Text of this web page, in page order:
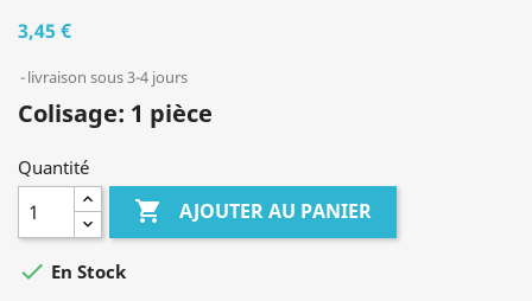
3,45 €
livraison sous 3-4 jours
Colisage: 1 pièce
Quantité
 AJOUTER AU PANIER
 En Stock